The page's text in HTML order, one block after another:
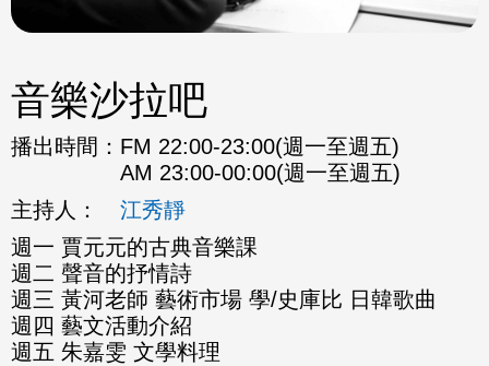
音樂沙拉吧
播出時間： FM 22:00-23:00(週一至週五)
AM 23:00-00:00(週一至週五)
主持人：
江秀靜
週一 賈元元的古典音樂課
週二 聲音的抒情詩
週三 黃河老師 藝術市場 學/史庫比 日韓歌曲
週四 藝文活動介紹
週五 朱嘉雯 文學料理